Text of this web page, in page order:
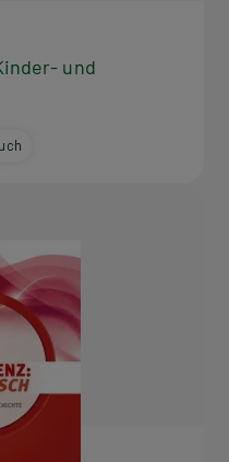
und